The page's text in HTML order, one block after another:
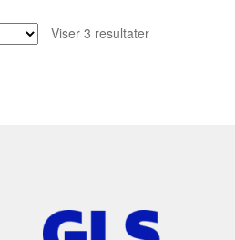
Viser 3 resultaterSorteret